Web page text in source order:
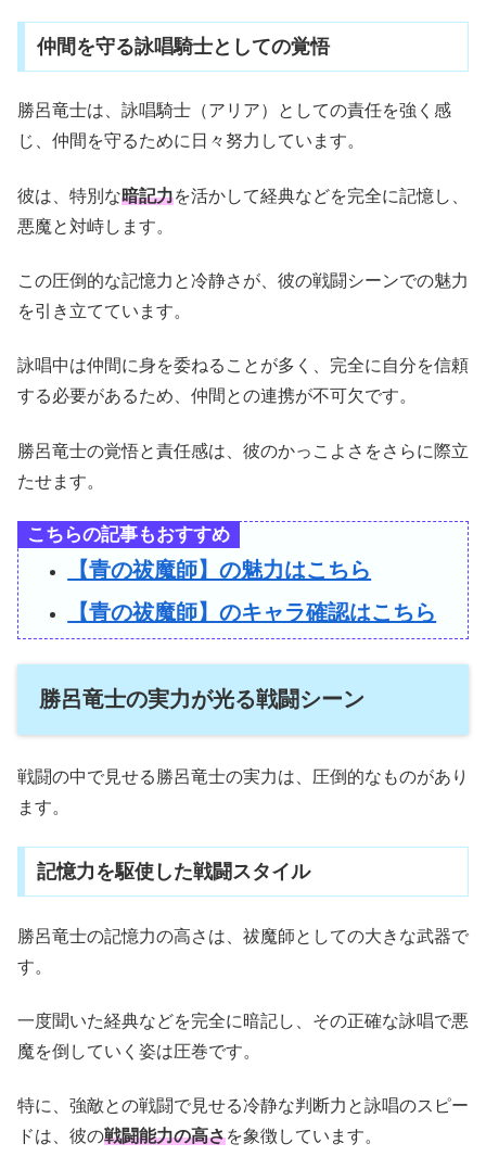
仲間を守る詠唱騎士としての覚悟
勝呂竜士は、詠唱騎士（アリア）としての責任を強く感
じ、仲間を守るために日々努力しています。
彼は、特別な暗記力を活かして経典などを完全に記憶し、
悪魔と対峙します。
この圧倒的な記憶力と冷静さが、彼の戦闘シーンでの魅力
を引き立てています。
詠唱中は仲間に身を委ねることが多く、完全に自分を信頼
する必要があるため、仲間との連携が不可欠です。
勝呂竜士の覚悟と責任感は、彼のかっこよさをさらに際立
たせます。
こちらの記事もおすすめ
【青の祓魔師】の魅力はこちら
【青の祓魔師】のキャラ確認はこちら
勝呂竜士の実力が光る戦闘シーン
戦闘の中で見せる勝呂竜士の実力は、圧倒的なものがあり
ます。
記憶力を駆使した戦闘スタイル
勝呂竜士の記憶力の高さは、祓魔師としての大きな武器で
す。
一度聞いた経典などを完全に暗記し、その正確な詠唱で悪
魔を倒していく姿は圧巻です。
特に、強敵との戦闘で見せる冷静な判断力と詠唱のスピー
ドは、彼の戦闘能力の高さを象徴しています。